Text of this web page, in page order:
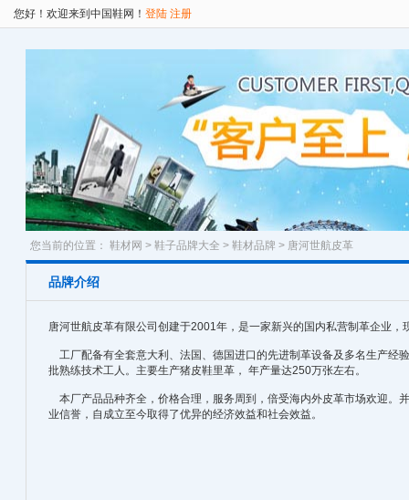
您好！欢迎来到中国鞋网！ 登陆 注册
您当前的位置： 鞋材网 > 鞋子品牌大全 > 鞋材品牌 > 唐河世航皮革
品牌介绍
唐河世航皮革有限公司创建于2001年，是一家新兴的国内私营制革企业
工厂配备有全套意大利、法国、德国进口的先进制革设备及多名生产经
批熟练技术工人。主要生产猪皮鞋里革， 年产量达250万张左右。
本厂产品品种齐全，价格合理，服务周到，倍受海内外皮革市场欢迎。
业信誉，自成立至今取得了优异的经济效益和社会效益。